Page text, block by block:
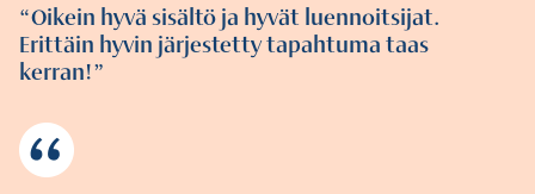
Oikein hyvä sisältö ja hyvät luennoitsijat.
Erittäin hyvin järjestetty tapahtuma taas
kerran!